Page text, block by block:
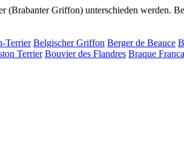
Griffon) unterschieden werden.
Terrier Belgischer Griffon Berger de Beauce
Terrier Bouvier des Flandres Braque